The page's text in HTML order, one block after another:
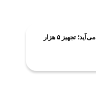
هوش مصنوعی به کلاس‌های درس می‌آید؛ تجهیز ۵ هزار